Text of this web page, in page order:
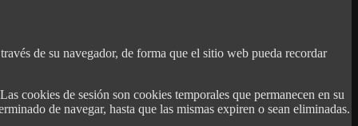
de su navegador, de forma que el sitio web pueda recordar
cookies de sesión son cookies temporales que permanecen en su
de navegar, hasta que las mismas expiren o sean eliminadas.